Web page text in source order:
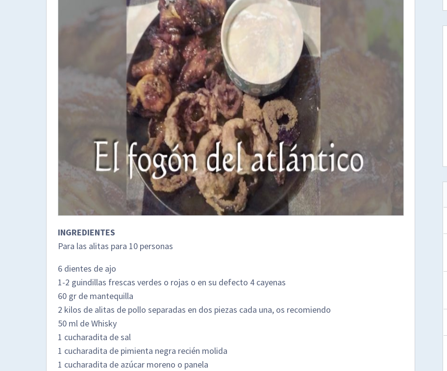
INGREDIENTES
Para las alitas para 10 personas
6 dientes de ajo
1-2 guindillas frescas verdes o rojas o en su defecto 4 cayenas
60 gr de mantequilla
2 kilos de alitas de pollo separadas en dos piezas cada una, os recomiendo
50 ml de Whisky
1 cucharadita de sal
1 cucharadita de pimienta negra recién molida
1 cucharadita de azúcar moreno o panela